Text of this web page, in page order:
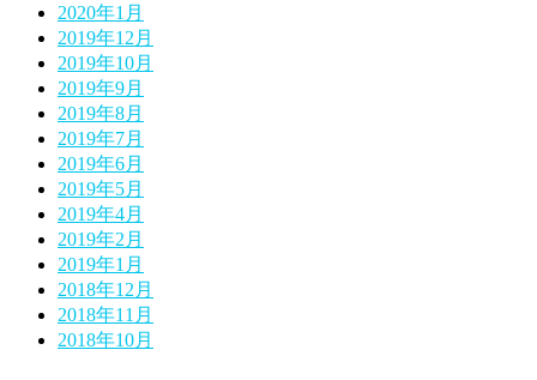
2020年1月
2019年12月
2019年10月
2019年9月
2019年8月
2019年7月
2019年6月
2019年5月
2019年4月
2019年2月
2019年1月
2018年12月
2018年11月
2018年10月